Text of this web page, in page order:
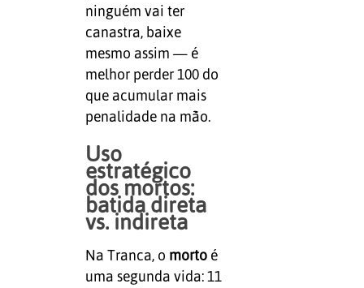
ninguém vai ter
canastra, baixe
mesmo assim — é
melhor perder 100 do
que acumular mais
penalidade na mão.
Uso
estratégico
dos mortos:
batida direta
vs. indireta
Na Tranca, o mortoé
uma segunda vida: 11